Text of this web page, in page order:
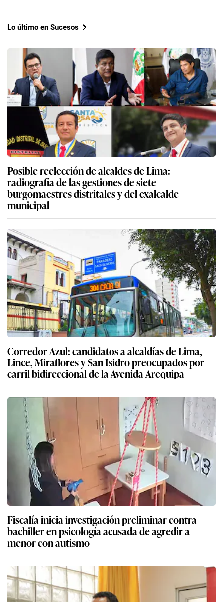
Lo último en Sucesos
Posible reelección de alcaldes de Lima:
radiografía de las gestiones de siete
burgomaestres distritales y del exalcalde
municipal
Corredor Azul: candidatos a alcaldías de Lima,
Lince, Miraflores y San Isidro preocupados por
carril bidireccional de la Avenida Arequipa
Fiscalía inicia investigación preliminar contra
bachiller en psicología acusada de agredir a
menor con autismo